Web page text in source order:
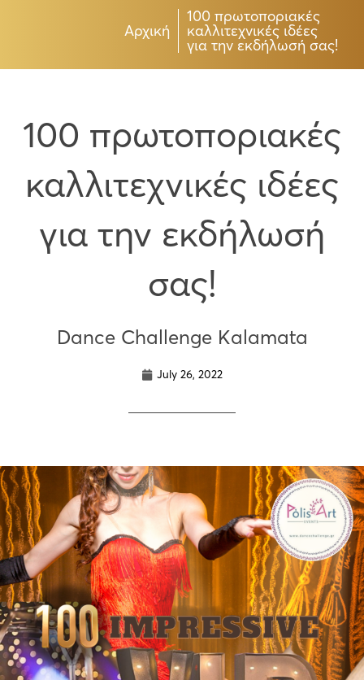
Αρχική
100 πρωτοποριακές
καλλιτεχνικές ιδέες
για την εκδήλωσή σας!
100 πρωτοποριακές
καλλιτεχνικές ιδέες
για την εκδήλωσή
σας!
Dance Challenge Kalamata
July 26, 2022